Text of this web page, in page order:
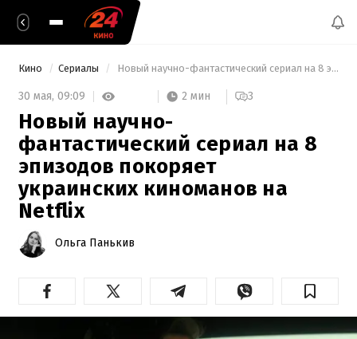
Кино Сериалы Новый научно-фантастический сериал на 8 эпизодов покоряет украинских киноманов на Netflix
30 мая, 09:09 2 мин 3
Новый научно-
фантастический сериал на 8
эпизодов покоряет
украинских киноманов на
Netflix
Ольга Панькив